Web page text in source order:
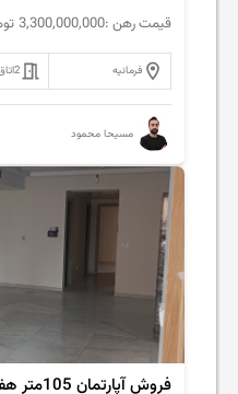
قیمت رهن :3,300,000,000
فرمانیه 2
مسیحا محمود
فروش آپارتمان 105متر هفت حوض کلید نخورده